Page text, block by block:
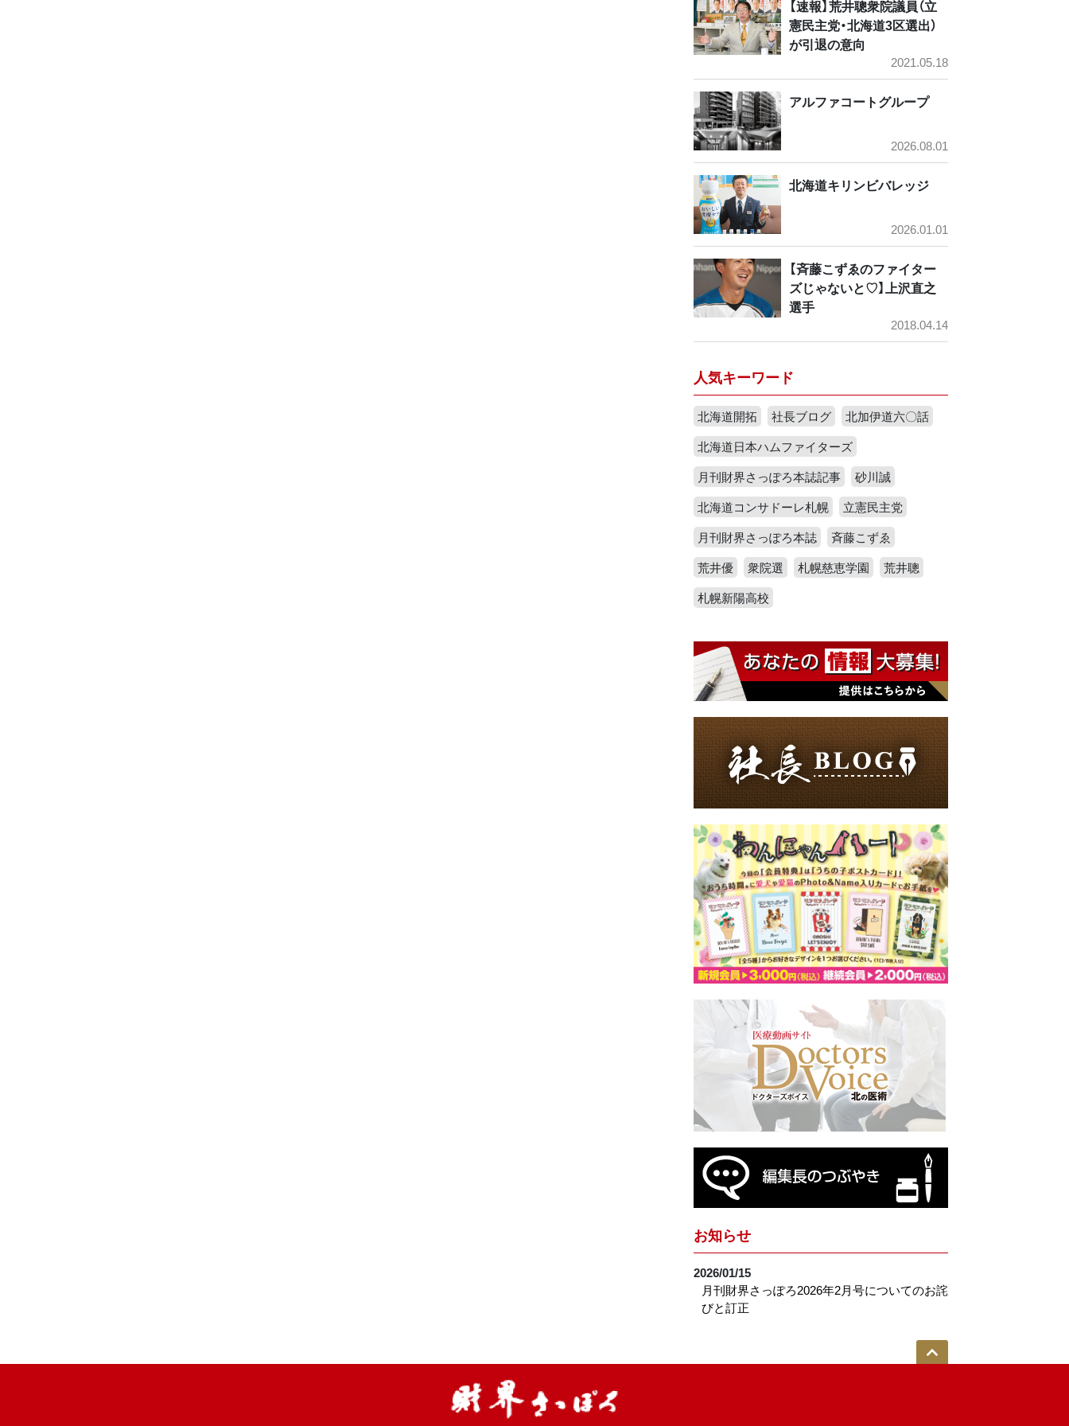
【速報】荒井聰衆院議員（立
憲民主党・北海道3区選出）
が引退の意向
2021.05.18
アルファコートグループ
2026.08.01
北海道キリンビバレッジ
2026.01.01
【斉藤こずゑのファイター
ズじゃないと♡】上沢直之
選手
2018.04.14
人気キーワード
北海道開拓 社長ブログ
北加伊道六〇話
北海道日本ハムファイターズ
月刊財界さっぽろ本誌記事
砂川誠
北海道コンサドーレ札幌
立憲民主党
月刊財界さっぽろ本誌
斉藤こずゑ
荒井優
衆院選 札幌慈恵学園
荒井聰
札幌新陽高校
お知らせ
2026/01/15
月刊財界さっぽろ2026年2月号についてのお詫
びと訂正